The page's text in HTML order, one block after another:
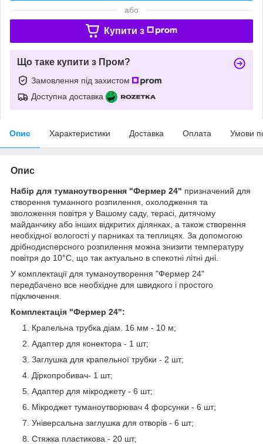
або
Купити з
Що таке купити з Пром?
Замовлення під захистом
Доступна доставка
Опис Характеристики Доставка Оплата Умови
Опис
Набір для туманоутворення "Фермер 24" призначений для
створення туманного розпилення, охолодження та
зволоження повітря у Вашому саду, терасі, дитячому
майданчику або інших відкритих ділянках, а також створення
необхідної вологості у парниках та теплицях. За допомогою
дрібнодисперсного розпилення можна знизити температуру
повітря до 10°C, що так актуально в спекотні літні дні.
У комплектації для туманоутворення "Фермер 24"
передбачено все необхідне для швидкого і простого
підключення.
Комплектація "Фермер 24":
Крапельна трубка діам. 16 мм - 10 м;
Адаптер для конектора - 1 шт;
Заглушка для крапельної трубки - 2 шт;
Діркопробивач- 1 шт;
Адаптер для мікроджету - 6 шт;
Мікроджет туманоутворювач 4 форсунки - 6 шт;
Універсальна заглушка для отворів - 6 шт;
Стяжка пластикова - 20 шт;